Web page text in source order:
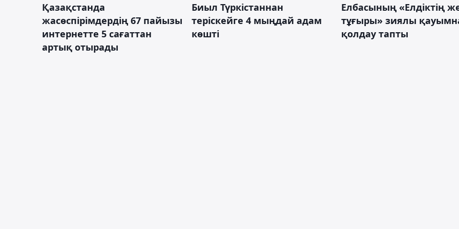
Қазақстанда
жасөспірімдердің 67 пайызы
интернетте 5 сағаттан
артық отырады
Биыл Түркістаннан
теріскейге 4 мыңдай адам
көшті
Елбасының «Елдіктің
тұғыры» зиялы
қолдау тапты